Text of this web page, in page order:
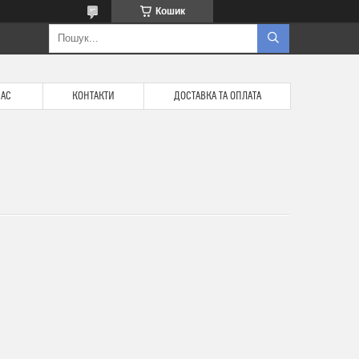
Кошик
КОНТАКТИ ДОСТАВКА ТА ОПЛАТА